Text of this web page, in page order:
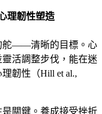
理韌性塑造
舵——清晰的目標。心
活調整步伐，能在迷
韌性（Hill et al.,
關鍵。養成接受挫折